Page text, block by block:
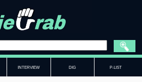
INTERVIEW DIG P-LIST